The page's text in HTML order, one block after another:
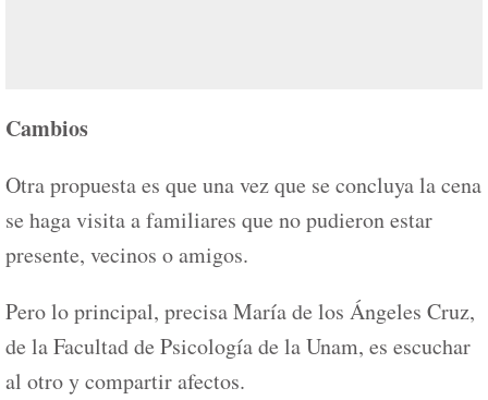
Cambios
Otra propuesta es que una vez que se concluya la cena
se haga visita a familiares que no pudieron estar
presente, vecinos o amigos.
Pero lo principal, precisa María de los Ángeles Cruz,
de la Facultad de Psicología de la Unam, es escuchar
al otro y compartir afectos.